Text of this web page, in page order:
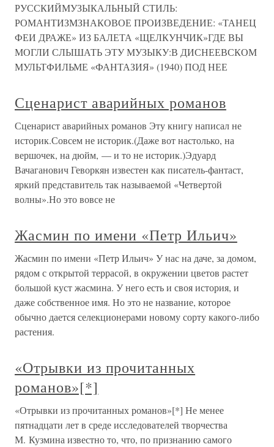
РУССКИЙМУЗЫКАЛЬНЫЙ СТИЛЬ:
РОМАНТИЗМЗНАКОВОЕ ПРОИЗВЕДЕНИЕ: «ТАНЕЦ
ФЕИ ДРАЖЕ» ИЗ БАЛЕТА «ЩЕЛКУНЧИК»ГДЕ ВЫ
МОГЛИ СЛЫШАТЬ ЭТУ МУЗЫКУ:В ДИСНЕЕВСКОМ
МУЛЬТФИЛЬМЕ «ФАНТАЗИЯ» (1940) ПОД НЕЕ
Сценарист аварийных романов
Сценарист аварийных романов Эту книгу написал не
историк.Совсем не историк.(Даже вот настолько, на
вершочек, на дюйм, — и то не историк.)Эдуард
Вачаганович Геворкян известен как писатель-фантаст,
яркий представитель так называемой «Четвертой
волны».Но это вовсе не
Жасмин по имени «Петр Ильич»
Жасмин по имени «Петр Ильич» У нас на даче, за домом,
рядом с открытой террасой, в окружении цветов растет
большой куст жасмина. У него есть и своя история, и
даже собственное имя. Но это не название, которое
обычно дается селекционерами новому сорту какого-либо
растения.
«Отрывки из прочитанных
романов»[*]
«Отрывки из прочитанных романов»[*] Не менее
пятнадцати лет в среде исследователей творчества
М. Кузмина известно то, что, по признанию самого